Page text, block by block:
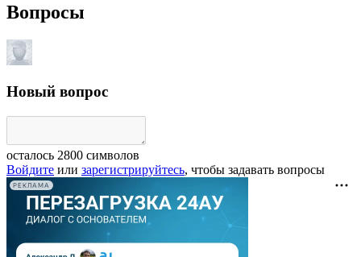
Вопросы
Новый вопрос
осталось 2800 символов
Войдите или зарегистрируйтесь, чтобы задавать вопросы
РЕКЛАМА